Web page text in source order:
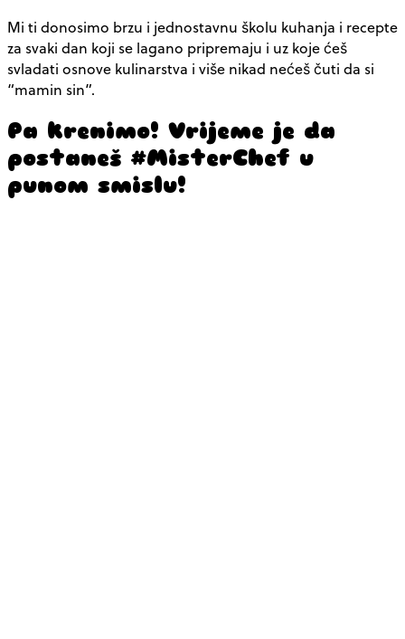
Mi ti donosimo brzu i jednostavnu školu kuhanja i recepte
za svaki dan koji se lagano pripremaju i uz koje ćeš
svladati osnove kulinarstva i više nikad nećeš čuti da si
“mamin sin”.
Pa krenimo! Vrijeme je da
postaneš #MisterChef u
punom smislu!